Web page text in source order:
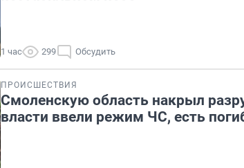
1 час 299 Обсудить
ПРОИСШЕСТВИЯ
Смоленскую область накрыл
власти ввели режим ЧС, есть